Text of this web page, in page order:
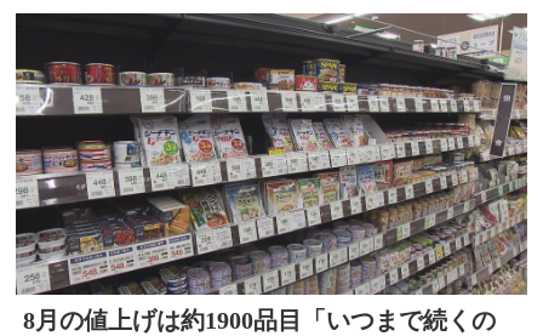
8月の値上げは約1900品目「いつまで続くの